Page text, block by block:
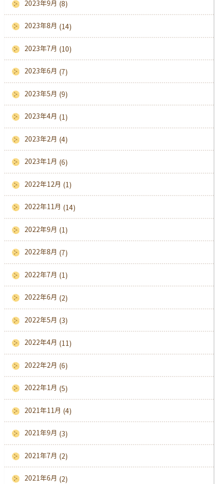
2023年9月 (8)
2023年8月 (14)
2023年7月 (10)
2023年6月 (7)
2023年5月 (9)
2023年4月 (1)
2023年2月 (4)
2023年1月 (6)
2022年12月 (1)
2022年11月 (14)
2022年9月 (1)
2022年8月 (7)
2022年7月 (1)
2022年6月 (2)
2022年5月 (3)
2022年4月 (11)
2022年2月 (6)
2022年1月 (5)
2021年11月 (4)
2021年9月 (3)
2021年7月 (2)
2021年6月 (2)